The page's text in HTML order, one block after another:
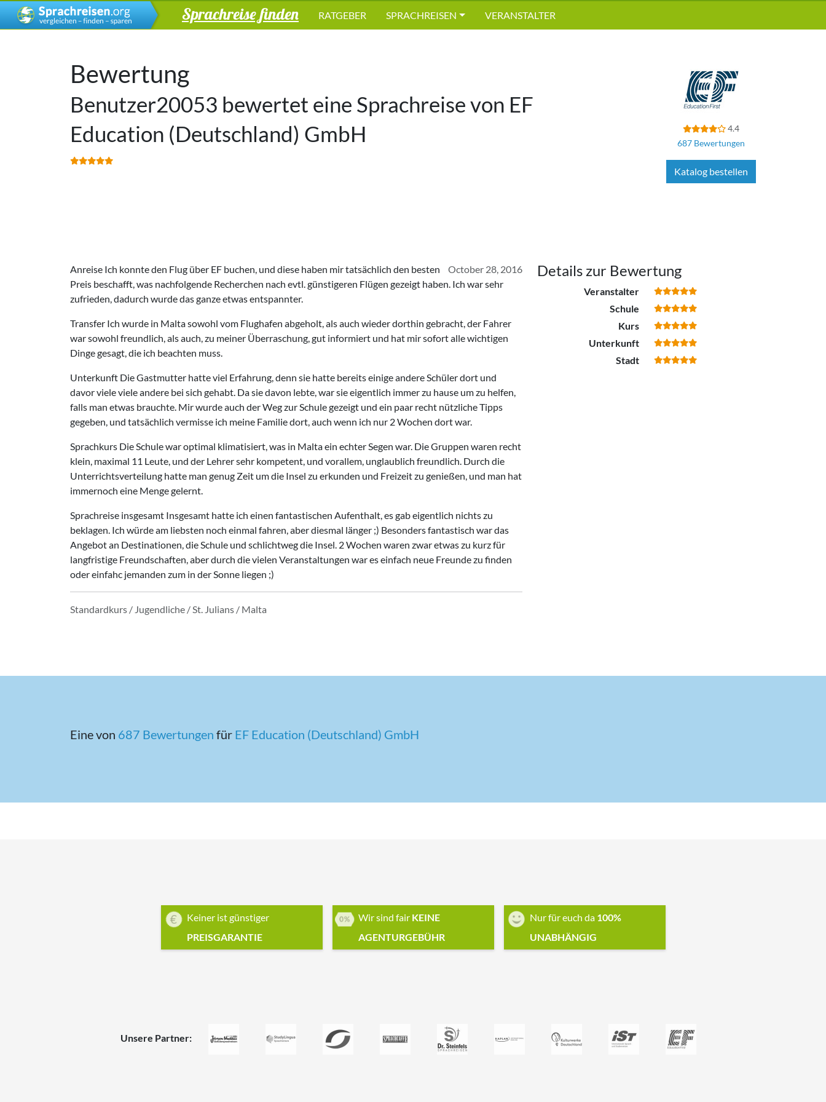
Sprachreise finden RATGEBER SPRACHREISEN VERANSTALTER
Bewertung
Benutzer20053 bewertet eine Sprachreise von EF
Education (Deutschland) GmbH
4.4
687 Bewertungen
Katalog bestellen
October 28, 2016
Anreise Ich konnte den Flug über EF buchen, und diese haben mir tatsächlich den besten
Preis beschafft, was nachfolgende Recherchen nach evtl. günstigeren Flügen gezeigt haben. Ich war sehr
zufrieden, dadurch wurde das ganze etwas entspannter.
Transfer Ich wurde in Malta sowohl vom Flughafen abgeholt, als auch wieder dorthin gebracht, der Fahrer
war sowohl freundlich, als auch, zu meiner Überraschung, gut informiert und hat mir sofort alle wichtigen
Dinge gesagt, die ich beachten muss.
Unterkunft Die Gastmutter hatte viel Erfahrung, denn sie hatte bereits einige andere Schüler dort und
davor viele viele andere bei sich gehabt. Da sie davon lebte, war sie eigentlich immer zu hause um zu helfen,
falls man etwas brauchte. Mir wurde auch der Weg zur Schule gezeigt und ein paar recht nützliche Tipps
gegeben, und tatsächlich vermisse ich meine Familie dort, auch wenn ich nur 2 Wochen dort war.
Sprachkurs Die Schule war optimal klimatisiert, was in Malta ein echter Segen war. Die Gruppen waren recht
klein, maximal 11 Leute, und der Lehrer sehr kompetent, und vorallem, unglaublich freundlich. Durch die
Unterrichtsverteilung hatte man genug Zeit um die Insel zu erkunden und Freizeit zu genießen, und man hat
immernoch eine Menge gelernt.
Sprachreise insgesamt Insgesamt hatte ich einen fantastischen Aufenthalt, es gab eigentlich nichts zu
beklagen. Ich würde am liebsten noch einmal fahren, aber diesmal länger ;) Besonders fantastisch war das
Angebot an Destinationen, die Schule und schlichtweg die Insel. 2 Wochen waren zwar etwas zu kurz für
langfristige Freundschaften, aber durch die vielen Veranstaltungen war es einfach neue Freunde zu finden
oder einfahc jemanden zum in der Sonne liegen ;)
Standardkurs / Jugendliche / St. Julians / Malta
Details zur Bewertung
Veranstalter
Schule
Kurs
Unterkunft
Stadt
Eine von 687 Bewertungen für EF Education (Deutschland) GmbH
Keiner ist günstiger
PREISGARANTIE
Wir sind fair KEINE
AGENTURGEBÜHR
Nur für euch da 100%
UNABHÄNGIG
Unsere Partner: